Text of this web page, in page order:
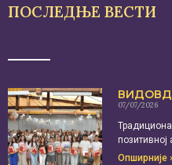
ПОСЛЕДЊЕ ВЕСТИ
07/07/2026
Опширније